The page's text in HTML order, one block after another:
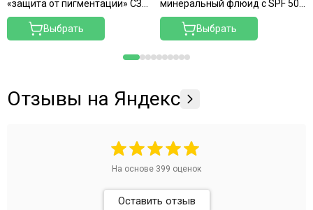
«защита от пигментации» СЗФ
50+
Выбрать
минеральный флюид с SPF 50
для чувствительной кожи
Выбрать
Отзывы на Яндекс
На основе 399 оценок
Оставить отзыв